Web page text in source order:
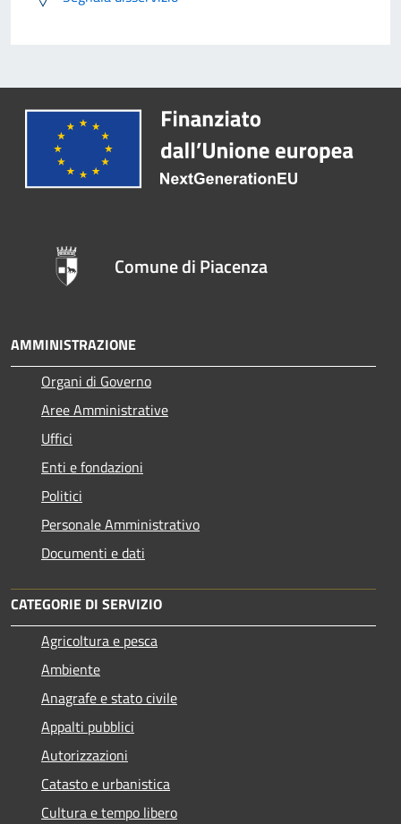
Comune di Piacenza
AMMINISTRAZIONE
Organi di Governo
Aree Amministrative
Uffici
Enti e fondazioni
Politici
Personale Amministrativo
Documenti e dati
CATEGORIE DI SERVIZIO
Agricoltura e pesca
Ambiente
Anagrafe e stato civile
Appalti pubblici
Autorizzazioni
Catasto e urbanistica
Cultura e tempo libero